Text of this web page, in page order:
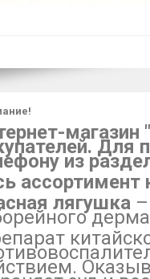
Для
из
ассортимент
лягушка